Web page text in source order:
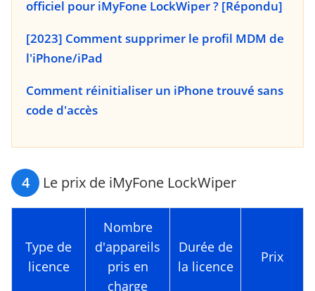
officiel pour iMyFone LockWiper ? [Répondu]
[2023] Comment supprimer le profil MDM de
l'iPhone/iPad
Comment réinitialiser un iPhone trouvé sans
code d'accès
4 Le prix de iMyFone LockWiper
Type de
licence
Nombre
d'appareils
pris en
charge
Durée de
la licence
Prix